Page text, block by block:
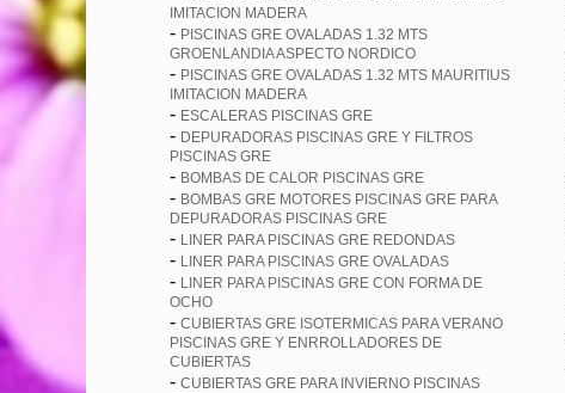
IMITACION MADERA
- PISCINAS GRE OVALADAS 1.32 MTS
GROENLANDIA ASPECTO NORDICO
- PISCINAS GRE OVALADAS 1.32 MTS MAURITIUS
IMITACION MADERA
- ESCALERAS PISCINAS GRE
- DEPURADORAS PISCINAS GRE Y FILTROS
PISCINAS GRE
- BOMBAS DE CALOR PISCINAS GRE
- BOMBAS GRE MOTORES PISCINAS GRE PARA
DEPURADORAS PISCINAS GRE
- LINER PARA PISCINAS GRE REDONDAS
- LINER PARA PISCINAS GRE OVALADAS
- LINER PARA PISCINAS GRE CON FORMA DE
OCHO
- CUBIERTAS GRE ISOTERMICAS PARA VERANO
PISCINAS GRE Y ENRROLLADORES DE
CUBIERTAS
- CUBIERTAS GRE PARA INVIERNO PISCINAS